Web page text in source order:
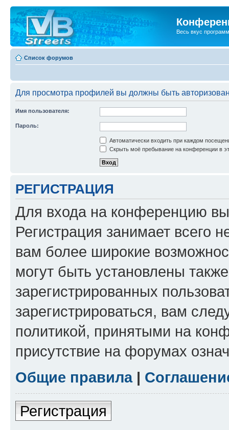
Весь вкус
Список форумов
Для просмотра профилей вы должны быть
Имя пользователя:
Пароль:
Автоматически входить при каждом
Скрыть моё пребывание на конференции в
РЕГИСТРАЦИЯ
Для входа на конференцию
Регистрация занимает всего
вам более широкие
могут быть установлены
зарегистрированных
зарегистрироваться, вам
политикой, принятыми на
присутствие на форумах
Общие правила|
Регистрация